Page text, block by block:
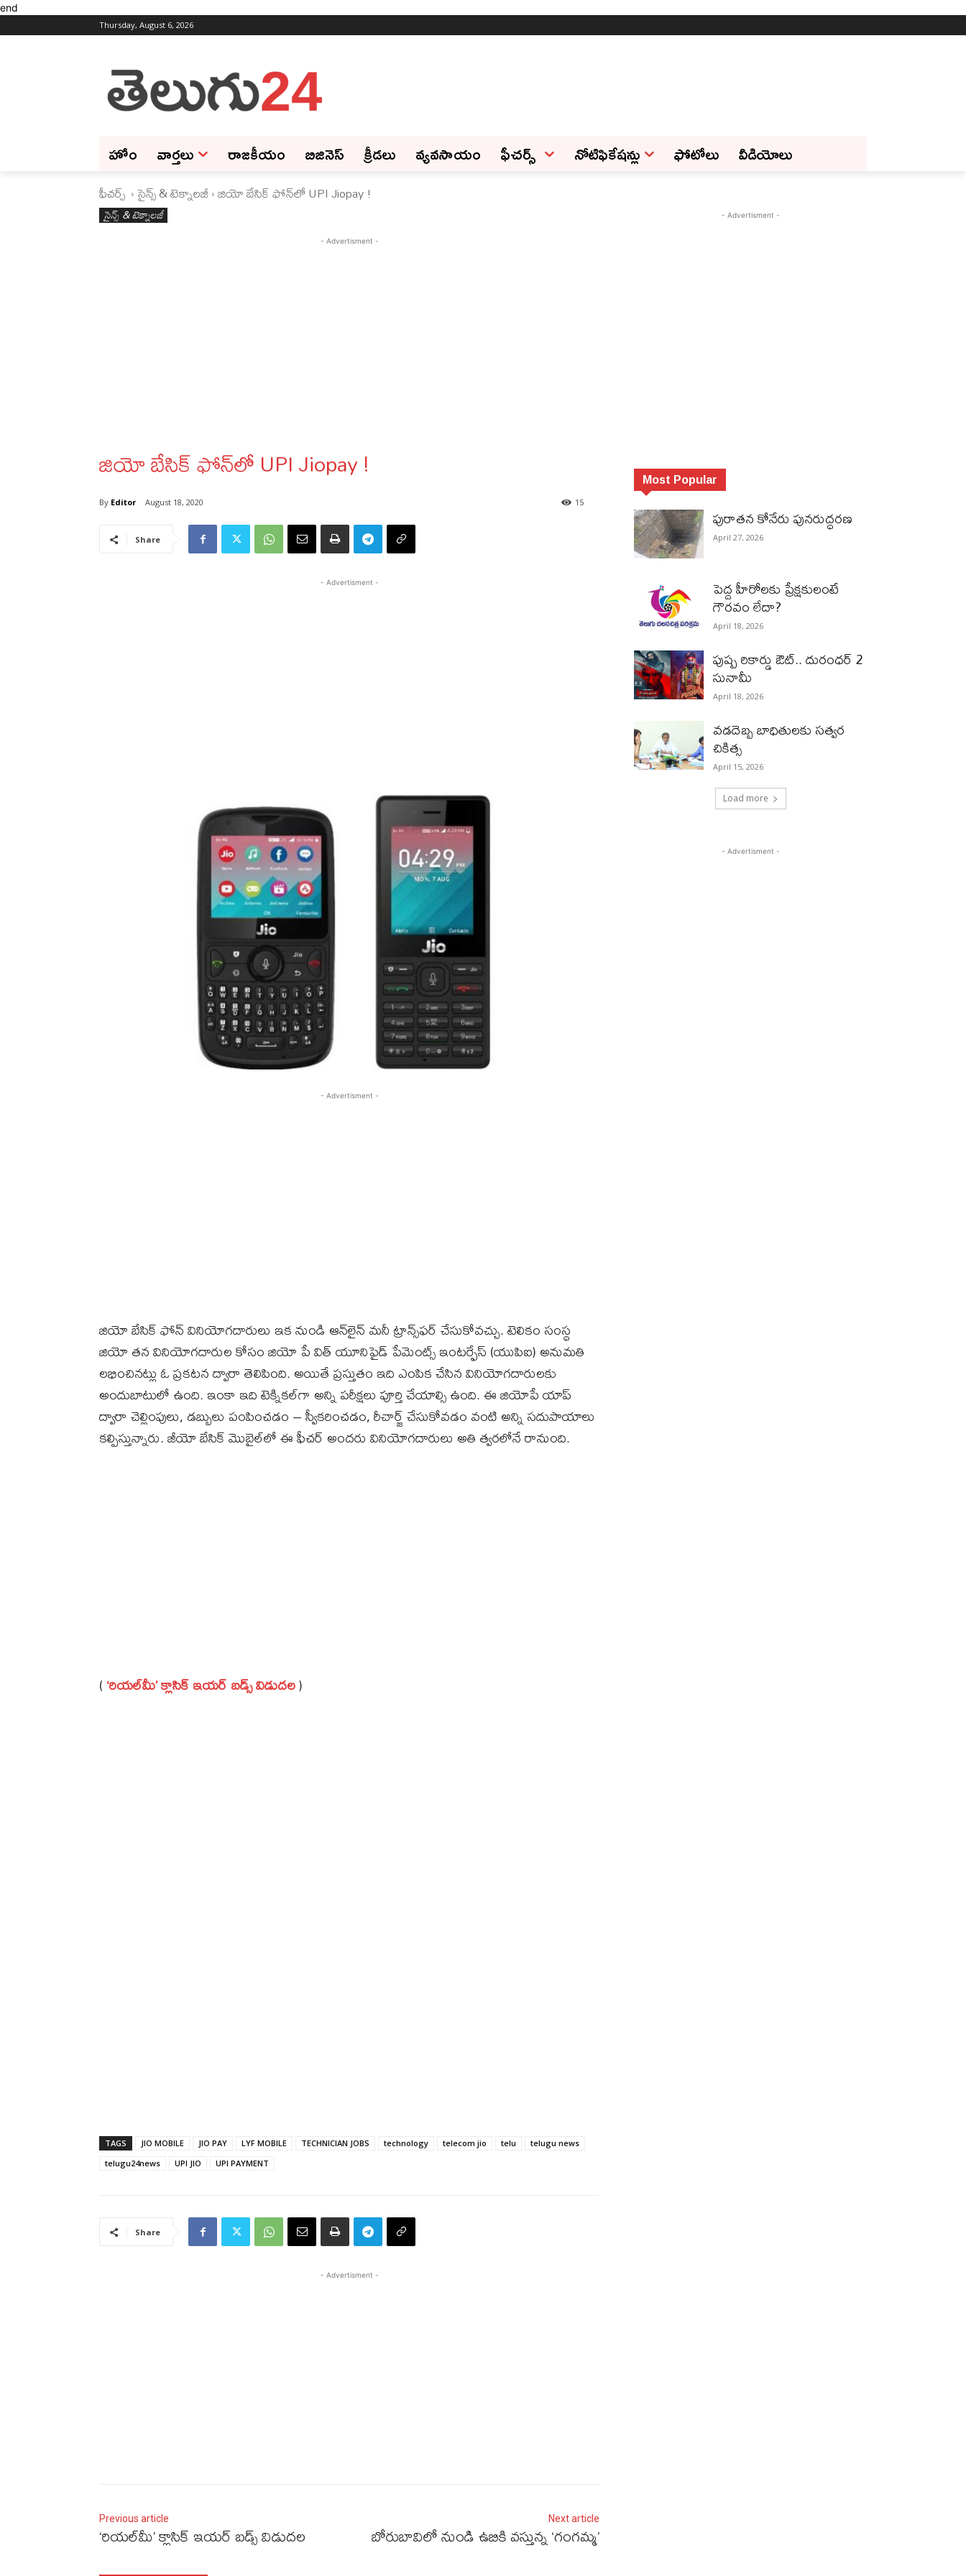
end
Thursday, August 6, 2026
హోం వార్తలు రాజకీయం బిజినెస్‌ క్రీడలు వ్యవసాయం ఫీచ‌ర్స్ ‌ నోటిఫికేషన్లు ఫోటోలు వీడియోలు
ఫీచ‌ర్స్ ‌ సైన్స్‌ & టెక్నాలజీ జియో బేసిక్‌ ఫోన్‌లో UPI Jiopay !
సైన్స్‌ & టెక్నాలజీ
- Advertisment -
జియో బేసిక్‌ ఫోన్‌లో UPI Jiopay !
By Editor August 18, 2020 15
Share
- Advertisment -
- Advertisment -
జియో బేసిక్‌ ఫోన్ వినియోగదారులు ఇక నుండి ఆన్‌లైన్‌ మనీ ట్రాన్స్‌ఫర్‌ చేసుకోవచ్చు. టెలికం సంస్థ
జియో తన వినియోగదారుల కోసం జియో పే విత్ యూనిఫైడ్ పేమెంట్స్ ఇంటర్ఫేస్ (యుపిఐ) అనుమతి
లభించినట్లు ఓ ప్రకటన ద్వారా తెలిపింది. అయితే ప్రస్తుతం ఇది ఎంపిక చేసిన వినియోగదారులకు
అందుబాటులో ఉంది. ఇంకా ఇది టెక్నికల్‌గా అన్ని పరీక్షలు పూర్తి చేయాల్సి ఉంది. ఈ జియోపే యాప్‌
ద్వారా చెల్లింపులు, డబ్బులు పంపించడం – స్వీకరించడం, రీచార్జ్‌ చేసుకోవడం వంటి అన్ని సదుపాయాలు
కల్పిస్తున్నారు. జీయో బేసిక్‌ మొబైల్‌లో ఈ ఫీచర్‌ అందరు వినియోగదారులు అతి త్వరలోనే రానుంది.
(‘రియల్‌మీ’ క్లాసిక్‌ ఇయర్‌ బడ్స్‌ విడుదల)
TAGS JIO MOBILE JIO PAY LYF MOBILE TECHNICIAN JOBS technology telecom jio telu
telugu news
telugu24news
UPI JIO UPI PAYMENT
Share
- Advertisment -
Previous article
‘రియల్‌మీ’ క్లాసిక్‌ ఇయర్‌ బడ్స్‌ విడుదల
Next article
బోరుబావిలో నుండి ఉబికి వస్తున్న ‘గంగమ్మ’
- Advertisment -
Most Popular
పురాత‌న కోనేరు పున‌రుద్ధ‌ర‌ణ
April 27, 2026
పెద్ద హీరోల‌కు ప్రేక్ష‌కులంటే
గౌర‌వం లేదా?
April 18, 2026
పుష్ప రికార్డు ఔట్‌.. దురంధ‌ర్ 2
సునామీ
April 18, 2026
వడదెబ్బ బాధితులకు సత్వర
చికిత్స
April 15, 2026
Load more
- Advertisment -